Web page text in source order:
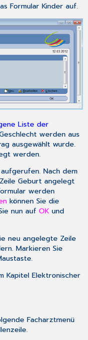
FormularKinder auf.
Liste der
werden aus
ausgewählt wurde.
werden.
Nach dem
Geburt angelegt
werden
können Sie die
nun aufOK und
neu angelegte Zeile
Markieren Sie
KapitelElektronischer
Facharztmenü